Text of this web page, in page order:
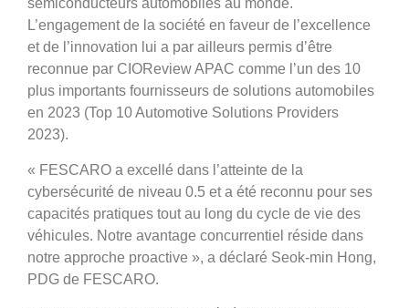
semiconducteurs automobiles au monde.
L’engagement de la société en faveur de l’excellence
et de l’innovation lui a par ailleurs permis d’être
reconnue par CIOReview APAC comme l’un des 10
plus importants fournisseurs de solutions automobiles
en 2023 (Top 10 Automotive Solutions Providers
2023).
« FESCARO a excellé dans l’atteinte de la
cybersécurité de niveau 0.5 et a été reconnu pour ses
capacités pratiques tout au long du cycle de vie des
véhicules. Notre avantage concurrentiel réside dans
notre approche proactive », a déclaré Seok-min Hong,
PDG de FESCARO.